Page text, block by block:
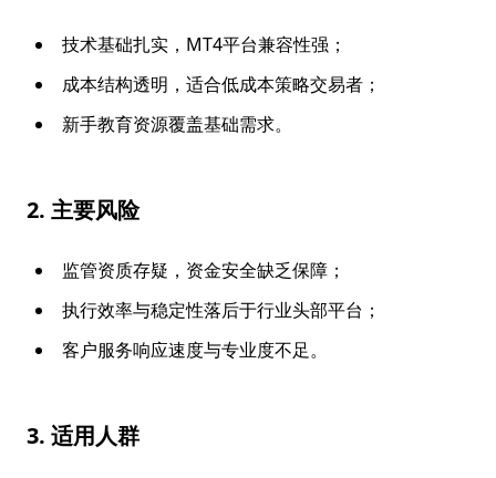
技术基础扎实，MT4平台兼容性强；
成本结构透明，适合低成本策略交易者；
新手教育资源覆盖基础需求。
2. 主要风险
监管资质存疑，资金安全缺乏保障；
执行效率与稳定性落后于行业头部平台；
客户服务响应速度与专业度不足。
3. 适用人群